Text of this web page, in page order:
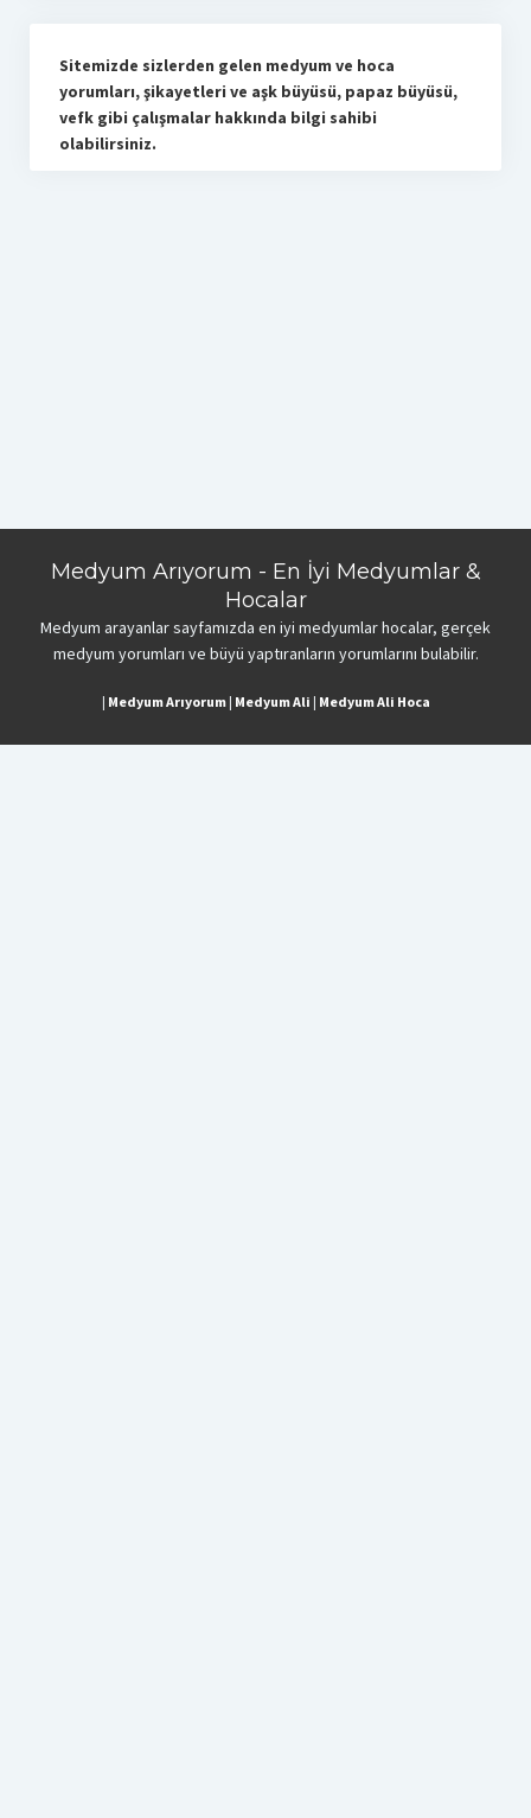
Sitemizde sizlerden gelen medyum ve hoca
yorumları, şikayetleri ve aşk büyüsü, papaz büyüsü,
vefk gibi çalışmalar hakkında bilgi sahibi
olabilirsiniz.
Medyum Arıyorum - En İyi Medyumlar &
Hocalar
Medyum arayanlar sayfamızda en iyi medyumlar hocalar, gerçek
medyum yorumları ve büyü yaptıranların yorumlarını bulabilir.
| Medyum Arıyorum| Medyum Ali | Medyum Ali Hoca